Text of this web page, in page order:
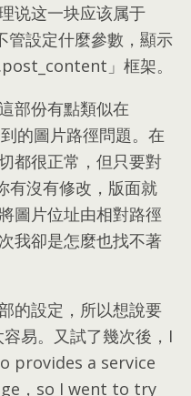
说这一块应该属于
管設定什麼參數 ， 顯示
」框架。
部份有點類似在
的圖片路徑問題。 在
都很正常 ， 但只要對
有沒有修改 ， 版面就
圖片位址由相對路徑
我卻是怎麼也找不著
的設定 ， 所以想說要
易。 又試了幾次後 ，I
provides a service
，so I went to try